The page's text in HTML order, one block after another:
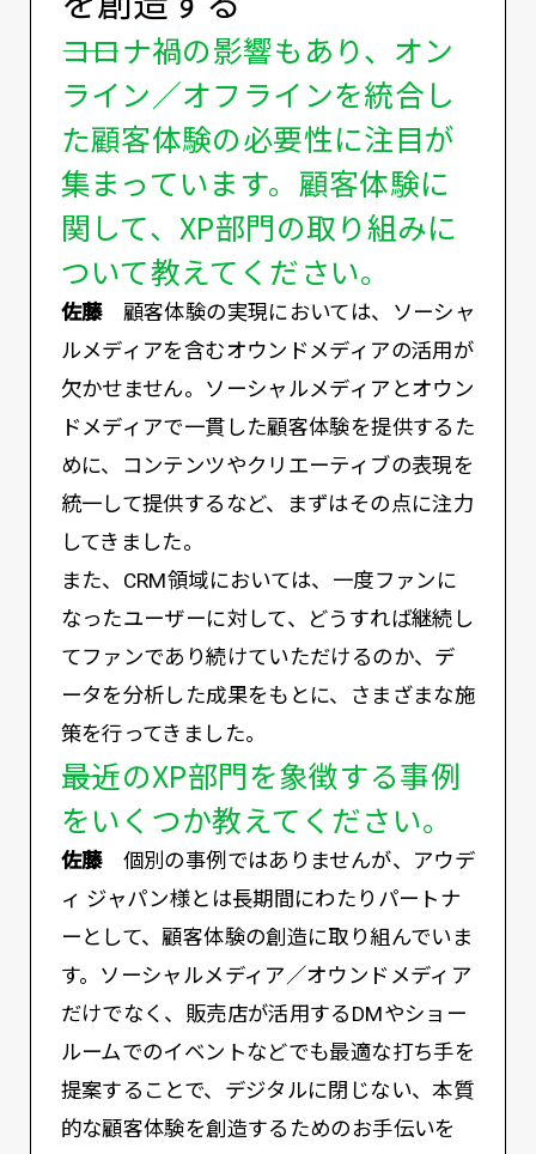
――コロナ禍の影響もあり、オン
ライン／オフラインを統合し
た顧客体験の必要性に注目が
集まっています。顧客体験に
関して、XP部門の取り組みに
ついて教えてください。
佐藤顧客体験の実現においては、ソーシャ
ルメディアを含むオウンドメディアの活用が
欠かせません。ソーシャルメディアとオウン
ドメディアで一貫した顧客体験を提供するた
めに、コンテンツやクリエーティブの表現を
統一して提供するなど、まずはその点に注力
してきました。
また、CRM領域においては、一度ファンに
なったユーザーに対して、どうすれば継続し
てファンであり続けていただけるのか、デ
ータを分析した成果をもとに、さまざまな施
策を行ってきました。
――最近のXP部門を象徴する事例
をいくつか教えてください。
佐藤個別の事例ではありませんが、アウデ
ィ ジャパン様とは長期間にわたりパートナ
ーとして、顧客体験の創造に取り組んでいま
す。ソーシャルメディア／オウンドメディア
だけでなく、販売店が活用するDMやショー
ルームでのイベントなどでも最適な打ち手を
提案することで、デジタルに閉じない、本質
的な顧客体験を創造するためのお手伝いを